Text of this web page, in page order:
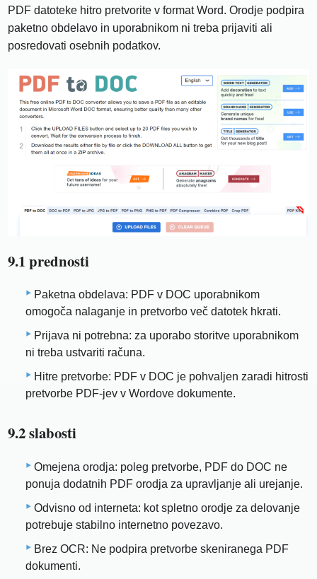
PDF datoteke hitro pretvorite v format Word. Orodje podpira
paketno obdelavo in uporabnikom ni treba prijaviti ali
posredovati osebnih podatkov.
9.1 prednosti
Paketna obdelava: PDF v DOC uporabnikom
omogoča nalaganje in pretvorbo več datotek hkrati.
Prijava ni potrebna: za uporabo storitve uporabnikom
ni treba ustvariti računa.
Hitre pretvorbe: PDF v DOC je pohvaljen zaradi hitrosti
pretvorbe PDF-jev v Wordove dokumente.
9.2 slabosti
Omejena orodja: poleg pretvorbe, PDF do DOC ne
ponuja dodatnih PDF orodja za upravljanje ali urejanje.
Odvisno od interneta: kot spletno orodje za delovanje
potrebuje stabilno internetno povezavo.
Brez OCR: Ne podpira pretvorbe skeniranega PDF
dokumenti.